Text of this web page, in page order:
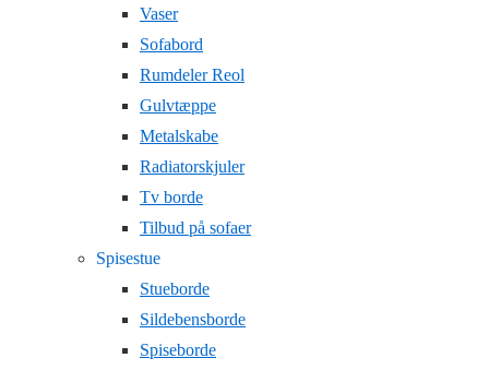
Vaser
Sofabord
Rumdeler Reol
Gulvtæppe
Metalskabe
Radiatorskjuler
Tv borde
Tilbud på sofaer
Spisestue
Stueborde
Sildebensborde
Spiseborde